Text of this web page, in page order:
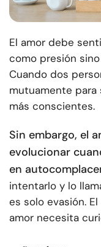
El amor debe
como presión
Cuando dos
mutuamente para
más conscientes.
Sin embargo, el
evolucionar
en
intentarlo y lo
es solo evasión.
amor necesita